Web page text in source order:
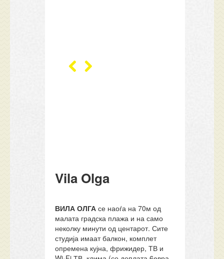
Vila Olga
ВИЛА ОЛГА се наоѓа на 70м од
малата градска плажа и на само
неколку минути од центарот. Сите
студија имаат балкон, комплет
опремена кујна, фрижидер, ТВ и